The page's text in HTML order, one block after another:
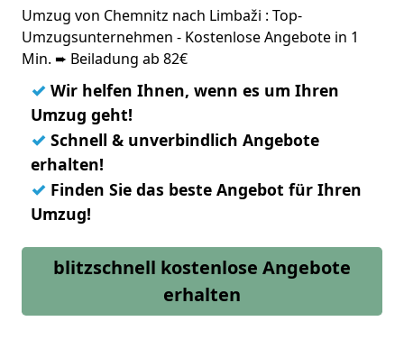
Umzug von Chemnitz nach Limbaži : Top-
Umzugsunternehmen - Kostenlose Angebote in 1
Min. ➨ Beiladung ab 82€
✓ Wir helfen Ihnen, wenn es um Ihren
Umzug geht!
✓ Schnell & unverbindlich Angebote
erhalten!
✓ Finden Sie das beste Angebot für Ihren
Umzug!
blitzschnell kostenlose Angebote
erhalten